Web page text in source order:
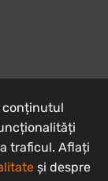
conținutul
traficul. Aflați
și despre